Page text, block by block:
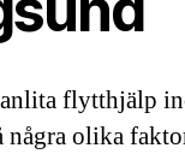
flytthjälp
olika